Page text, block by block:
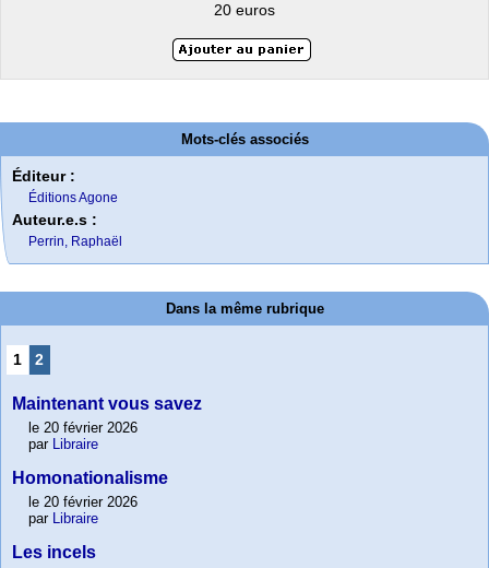
20 euros
Mots-clés associés
Éditeur :
Éditions Agone
Auteur.e.s :
Perrin, Raphaël
Dans la même rubrique
1 2
Maintenant vous savez
le 20 février 2026
par
Libraire
Homonationalisme
le 20 février 2026
par
Libraire
Les incels